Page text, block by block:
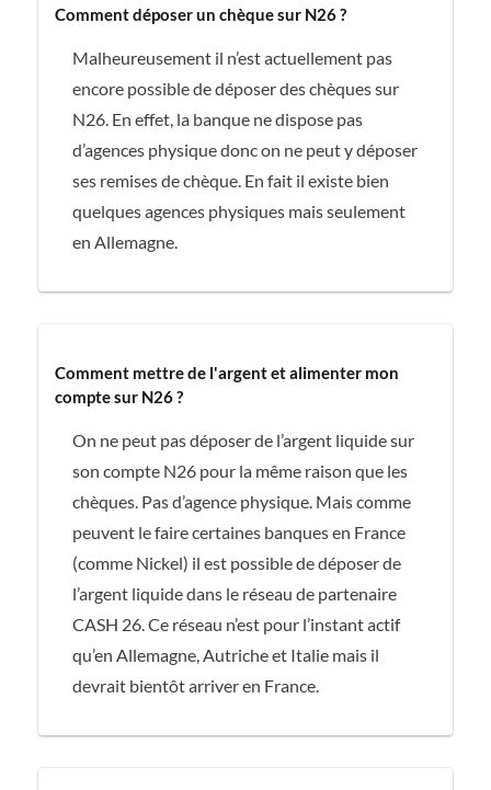
Comment déposer un chèque sur N26 ?
Malheureusement il n’est actuellement pas
encore possible de déposer des chèques sur
N26. En effet, la banque ne dispose pas
d’agences physique donc on ne peut y déposer
ses remises de chèque. En fait il existe bien
quelques agences physiques mais seulement
en Allemagne.
Comment mettre de l'argent et alimenter mon
compte sur N26 ?
On ne peut pas déposer de l’argent liquide sur
son compte N26 pour la même raison que les
chèques. Pas d’agence physique. Mais comme
peuvent le faire certaines banques en France
(comme Nickel) il est possible de déposer de
l’argent liquide dans le réseau de partenaire
CASH 26. Ce réseau n’est pour l’instant actif
qu’en Allemagne, Autriche et Italie mais il
devrait bientôt arriver en France.